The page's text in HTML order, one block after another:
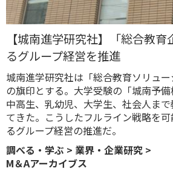
【城南進学研究社】「総合教
るグループ経営を推進
城南進学研究社は「総合教育ソリュ
の旗印とする。大学受験の「城南予
中高生、乳幼児、大学生、社会人ま
てきた。こうしたフルライン戦略を
るグループ経営の推進だ。
調べる・学ぶ > 業界・企業研究 >
M＆Aアーカイブス